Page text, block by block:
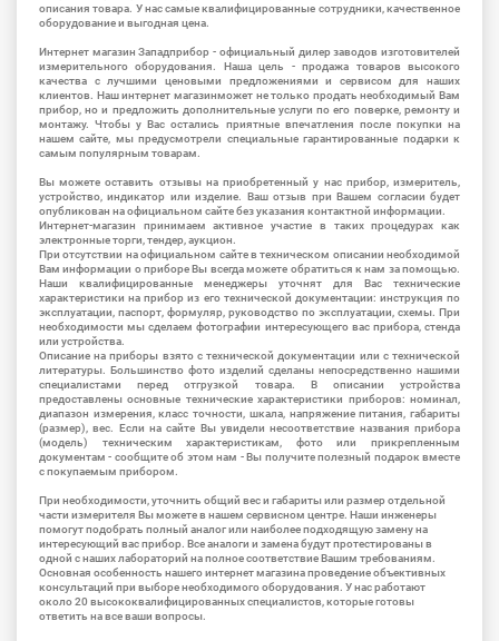
описания товара. У нас самые квалифицированные сотрудники, качественное
оборудование и выгодная цена.
Интернет магазин Западприбор - официальный дилер заводов изготовителей
измерительного оборудования. Наша цель - продажа товаров высокого
качества с лучшими ценовыми предложениями и сервисом для наших
клиентов. Наш интернет магазинможет не только продать необходимый Вам
прибор, но и предложить дополнительные услуги по его поверке, ремонту и
монтажу. Чтобы у Вас остались приятные впечатления после покупки на
нашем сайте, мы предусмотрели специальные гарантированные подарки к
самым популярным товарам.
Вы можете оставить отзывы на приобретенный у нас прибор, измеритель,
устройство, индикатор или изделие. Ваш отзыв при Вашем согласии будет
опубликован на официальном сайте без указания контактной информации.
Интернет-магазин принимаем активное участие в таких процедурах как
электронные торги, тендер, аукцион.
При отсутствии на официальном сайте в техническом описании необходимой
Вам информации о приборе Вы всегда можете обратиться к нам за помощью.
Наши квалифицированные менеджеры уточнят для Вас технические
характеристики на прибор из его технической документации: инструкция по
эксплуатации, паспорт, формуляр, руководство по эксплуатации, схемы. При
необходимости мы сделаем фотографии интересующего вас прибора, стенда
или устройства.
Описание на приборы взято с технической документации или с технической
литературы. Большинство фото изделий сделаны непосредственно нашими
специалистами перед отгрузкой товара. В описании устройства
предоставлены основные технические характеристики приборов: номинал,
диапазон измерения, класс точности, шкала, напряжение питания, габариты
(размер), вес. Если на сайте Вы увидели несоответствие названия прибора
(модель) техническим характеристикам, фото или прикрепленным
документам - сообщите об этом нам - Вы получите полезный подарок вместе
с покупаемым прибором.
При необходимости, уточнить общий вес и габариты или размер отдельной
части измерителя Вы можете в нашем сервисном центре. Наши инженеры
помогут подобрать полный аналог или наиболее подходящую замену на
интересующий вас прибор. Все аналоги и замена будут протестированы в
одной с наших лабораторий на полное соответствие Вашим требованиям.
Основная особенность нашего интернет магазина проведение объективных
консультаций при выборе необходимого оборудования. У нас работают
около 20 высококвалифицированных специалистов, которые готовы
ответить на все ваши вопросы.